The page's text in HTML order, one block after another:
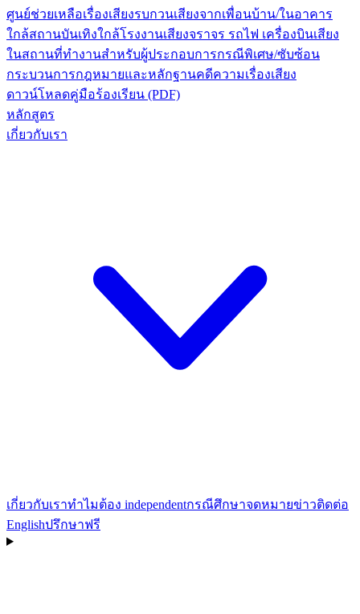
ศูนย์ช่วยเหลือเรื่องเสียงรบกวนเสียงจากเพื่อนบ้าน/ในอาคาร
ใกล้สถานบันเทิงใกล้โรงงานเสียงจราจร รถไฟ เครื่องบินเสียง
ในสถานที่ทำงานสำหรับผู้ประกอบการกรณีพิเศษ/ซับซ้อน
กระบวนการกฎหมายและหลักฐานคดีความเรื่องเสียง
ดาวน์โหลดคู่มือร้องเรียน (PDF)
หลักสูตร
เกี่ยวกับเรา
เกี่ยวกับเราทำไมต้อง independentกรณีศึกษาจดหมายข่าวติดต่อ
Englishปรึกษาฟรี